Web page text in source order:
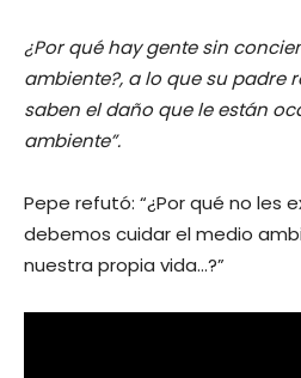
¿Por qué hay gente sin
ambiente?, a lo que su padre
saben el daño que le están
ambiente”.
Pepe refutó: “¿Por qué no les
debemos cuidar el medio
nuestra propia vida…?”